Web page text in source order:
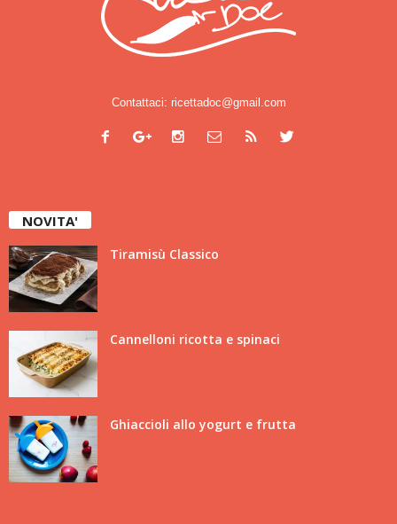
Contattaci: ricettadoc@gmail.com
NOVITA'
Tiramisù Classico
Cannelloni ricotta e spinaci
Ghiaccioli allo yogurt e frutta